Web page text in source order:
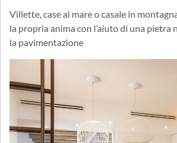
Villette, case al mare o casale in
la propria anima con l’aiuto di una pietra
la pavimentazione